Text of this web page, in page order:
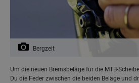
Bergzeit
Um die neuen Bremsbeläge für die MTB-
Du die Feder zwischen die beiden Beläge und